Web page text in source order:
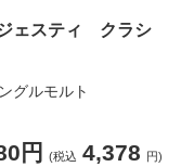
ェスティ クラシ
グルモルト
円 (税込 4,378 円)